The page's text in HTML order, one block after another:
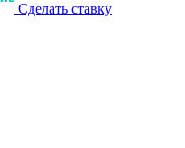
Сделать ставку